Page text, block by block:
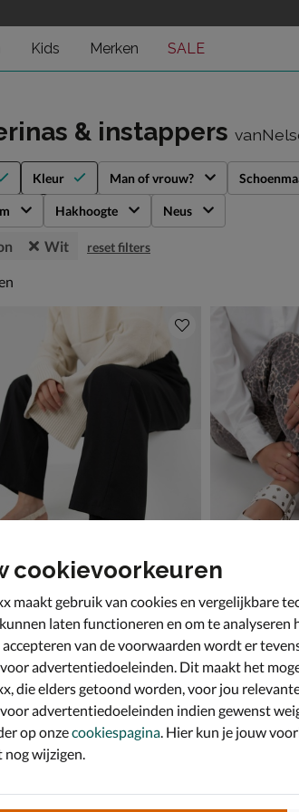
Kids Merken SALE
& instappers
Kleur Man of vrouw?
Hakhoogte Neus
Wit reset filters
& instappers - wit
voor € 41,99
Nelson
Ballerinas &
van € 69,99
69, 48,
cookievoorkeuren
maakt gebruik van cookies en vergelijkbare
laten functioneren en om te analyseren
van de voorwaarden wordt er
advertentiedoeleinden. Dit maakt het
die elders getoond worden, voor jou
advertentiedoeleinden indien gewenst
op onzecookiespagina. Hier kun je jouw
nog wijzigen.